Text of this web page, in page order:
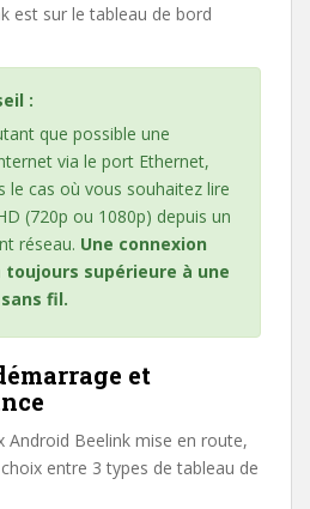
est sur le tableau de bord
:
que possible une
via le port Ethernet,
le cas où vous souhaitez lire
(720p ou 1080p) depuis un
réseau. Une connexion
supérieure à une
fil.
et
Android Beelink mise en route,
entre 3 types de tableau de